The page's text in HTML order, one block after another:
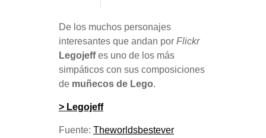
De los muchos personajes
interesantes que andan por Flickr
Legojeffes uno de los más
simpáticos con sus composiciones
de muñecos de Lego.
> Legojeff
Fuente: Theworldsbestever